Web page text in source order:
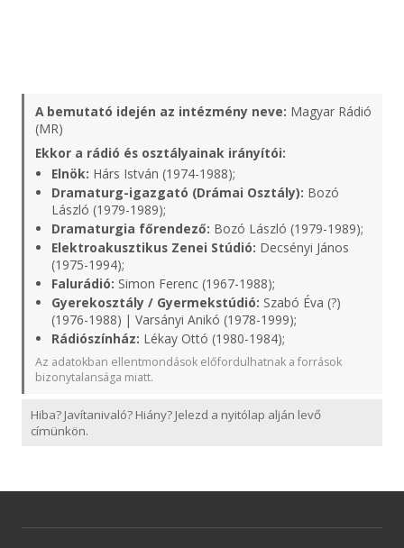
A bemutató idején az intézmény neve: Magyar Rádió
(MR)
Ekkor a rádió és osztályainak irányítói:
Elnök: Hárs István (1974-1988);
Dramaturg-igazgató (Drámai Osztály): Bozó
László (1979-1989);
Dramaturgia főrendező: Bozó László (1979-1989);
Elektroakusztikus Zenei Stúdió: Decsényi János
(1975-1994);
Falurádió: Simon Ferenc (1967-1988);
Gyerekosztály / Gyermekstúdió: Szabó Éva (?)
(1976-1988) | Varsányi Anikó (1978-1999);
Rádiószínház: Lékay Ottó (1980-1984);
Az adatokban ellentmondások előfordulhatnak a források
bizonytalansága miatt.
Hiba? Javítanivaló? Hiány? Jelezd a nyitólap alján levő
címünkön.